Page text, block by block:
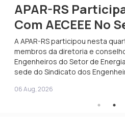
APAR-RS
Com AECEEE No
A APAR-RS participou nesta
membros da diretoria e
Engenheiros do Setor de
sede do Sindicato dos
inadimplência do CEEEPREV,
mudanças estatutárias, entre
06 Aug, 2026